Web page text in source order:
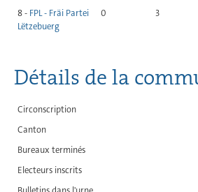
8 - FPL - Fräi Partei
Lëtzebuerg
0 3
Détails de la
Circonscription
Canton
Bureaux terminés
Electeurs inscrits